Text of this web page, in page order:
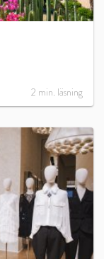
2 min. läsning